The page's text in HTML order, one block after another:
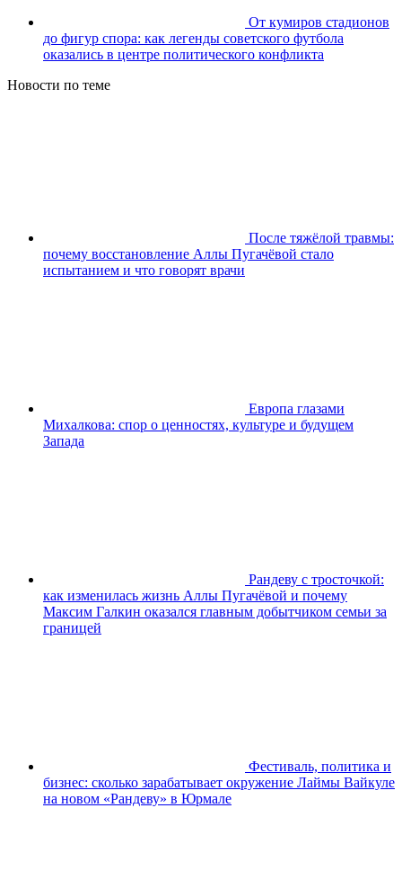
От кумиров стадионов
до фигур спора: как легенды советского футбола
оказались в центре политического конфликта
Новости по теме
После тяжёлой травмы:
почему восстановление Аллы Пугачёвой стало
испытанием и что говорят врачи
Европа глазами
Михалкова: спор о ценностях, культуре и будущем
Запада
Рандеву с тросточкой:
как изменилась жизнь Аллы Пугачёвой и почему
Максим Галкин оказался главным добытчиком семьи за
границей
Фестиваль, политика и
бизнес: сколько зарабатывает окружение Лаймы Вайкуле
на новом «Рандеву» в Юрмале